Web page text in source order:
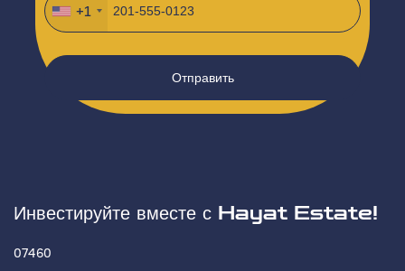
+1
Инвестируйте вместе с Hayat Estate!
07460